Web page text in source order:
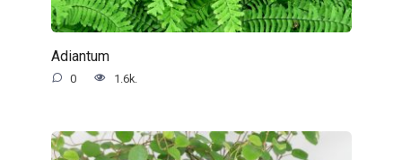
Adiantum
0 1.6k.